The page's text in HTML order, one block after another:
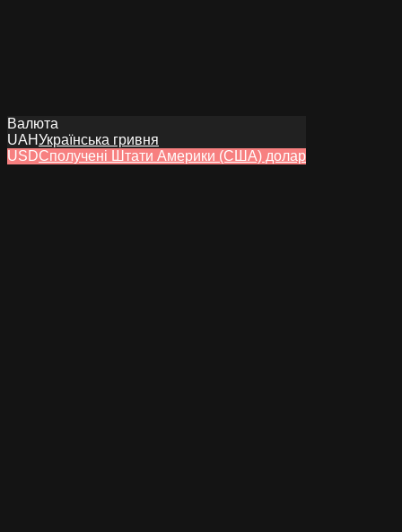
Валюта
UAHУкраїнська гривня
USDСполучені Штати Америки (США) долар